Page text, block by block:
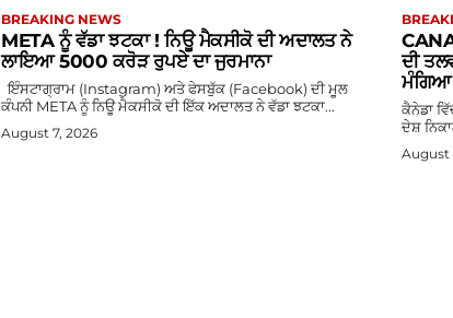
BREAKING NEWS
META ਨੂੰ ਵੱਡਾ ਝਟਕਾ ! ਨਿਊ ਮੈਕਸੀਕੋ ਦੀ ਅਦਾਲਤ ਨੇ
ਲਾਇਆ 5000 ਕਰੋੜ ਰੁਪਏ ਦਾ ਜੁਰਮਾਨਾ
ਇੰਸਟਾਗ੍ਰਾਮ (Instagram) ਅਤੇ ਫੇਸਬੁੱਕ (Facebook) ਦੀ ਮੂਲ
ਕੰਪਨੀ META ਨੂੰ ਨਿਊ ਮੈਕਸੀਕੋ ਦੀ ਇੱਕ ਅਦਾਲਤ ਨੇ ਵੱਡਾ ਝਟਕਾ...
August 7, 2026
ਦੀ
ਮੰਗਿਆ
ਕੈਨੇਡਾ
ਦੇਸ਼
August